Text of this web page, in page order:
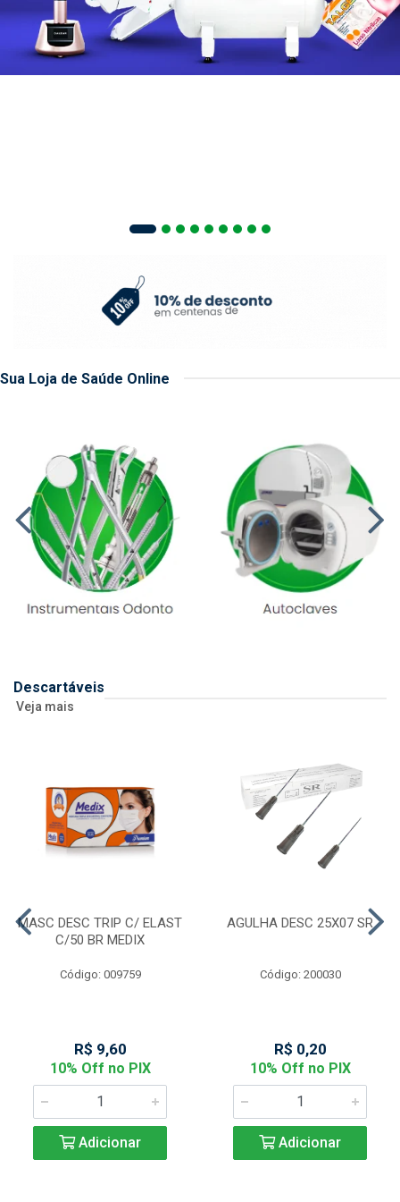
Sua Loja de Saúde Online
Descartáveis
Veja mais
MASC DESC TRIP C/ ELAST
C/50 BR MEDIX
Código: 009759
R$ 9,60
10% Off no PIX
Adicionar
AGULHA DESC 25X07 SR
Código: 200030
R$ 0,20
10% Off no PIX
Adicionar